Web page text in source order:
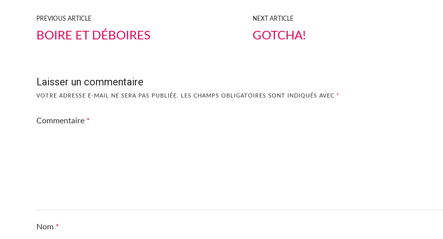
PREVIOUS ARTICLE
BOIRE ET DÉBOIRES
NEXT ARTICLE
GOTCHA!
Laisser un commentaire
VOTRE ADRESSE E-MAIL NE SERA PAS PUBLIÉE. LES CHAMPS OBLIGATOIRES SONT INDIQUÉS AVEC *
Commentaire *
Nom *